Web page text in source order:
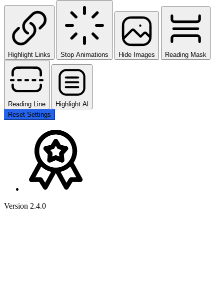
Highlight Links Stop Animations Hide Images Reading Mask
Reading Line
Highlight Al
Reset Settings
Version 2.4.0